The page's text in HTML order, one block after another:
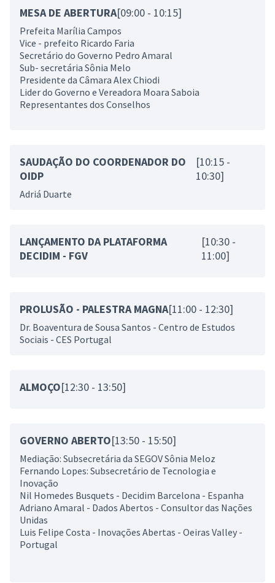
MESA DE ABERTURA[09:00 - 10:15]
Prefeita Marília Campos
Vice - prefeito Ricardo Faria
Secretário do Governo Pedro Amaral
Sub- secretária Sônia Melo
Presidente da Câmara Alex Chiodi
Lider do Governo e Vereadora Moara Saboia
Representantes dos Conselhos
SAUDAÇÃO DO COORDENADOR DO
OIDP
[10:15 -
10:30]
Adriá Duarte
LANÇAMENTO DA PLATAFORMA
DECIDIM - FGV
[10:30 -
11:00]
PROLUSÃO - PALESTRA MAGNA[11:00 - 12:30]
Dr. Boaventura de Sousa Santos - Centro de Estudos
Sociais - CES Portugal
ALMOÇO[12:30 - 13:50]
GOVERNO ABERTO[13:50 - 15:50]
Mediação: Subsecretária da SEGOV Sônia Meloz
Fernando Lopes: Subsecretário de Tecnologia e
Inovação
Nil Homedes Busquets - Decidim Barcelona - Espanha
Adriano Amaral - Dados Abertos - Consultor das Nações
Unidas
Luis Felipe Costa - Inovações Abertas - Oeiras Valley -
Portugal